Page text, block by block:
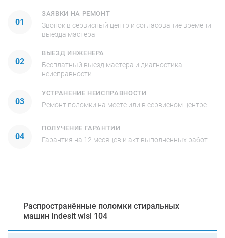
01
ЗАЯВКИ НА РЕМОНТ
Звонок в сервисный центр и согласование времени
выезда мастера
02
ВЫЕЗД ИНЖЕНЕРА
Бесплатный выезд мастера и диагностика
неисправности
03
УСТРАНЕНИЕ НЕИСПРАВНОСТИ
Ремонт поломки на месте или в сервисном центре
04
ПОЛУЧЕНИЕ ГАРАНТИИ
Гарантия на 12 месяцев и акт выполненных работ
Распространённые поломки стиральных
машин Indesit wisl 104